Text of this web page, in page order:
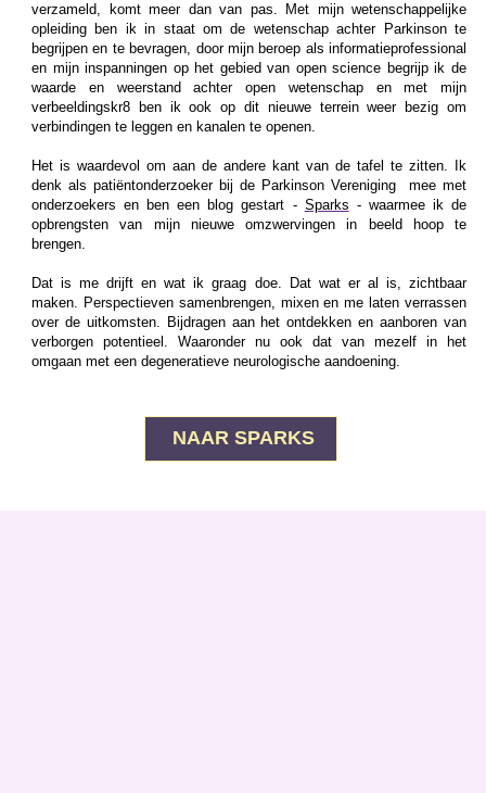
verzameld, komt meer dan van pas. Met mijn wetenschappelijke
opleiding ben ik in staat om de wetenschap achter Parkinson te
begrijpen en te bevragen, door mijn beroep als informatieprofessional
en mijn inspanningen op het gebied van open science begrijp ik de
waarde en weerstand achter open wetenschap en met mijn
verbeeldingskr8 ben ik ook op dit nieuwe terrein weer bezig om
verbindingen te leggen en kanalen te openen.
Het is waardevol om aan de andere kant van de tafel te zitten. Ik
denk als patiëntonderzoeker bij de Parkinson Vereniging mee met
onderzoekers en ben een blog gestart - Sparks - waarmee ik de
opbrengsten van mijn nieuwe omzwervingen in beeld hoop te
brengen.
Dat is me drijft en wat ik graag doe. Dat wat er al is, zichtbaar
maken. Perspectieven samenbrengen, mixen en me laten verrassen
over de uitkomsten. Bijdragen aan het ontdekken en aanboren van
verborgen potentieel. Waaronder nu ook dat van mezelf in het
omgaan met een degeneratieve neurologische aandoening.
NAAR SPARKS